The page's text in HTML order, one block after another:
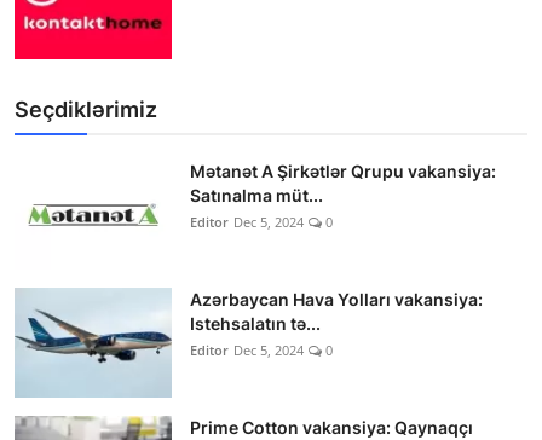
Seçdiklərimiz
Mətanət A Şirkətlər Qrupu vakansiya:
Satınalma müt...
Editor Dec 5, 2024 0
Azərbaycan Hava Yolları vakansiya:
Istehsalatın tə...
Editor Dec 5, 2024 0
Prime Cotton vakansiya: Qaynaqçı